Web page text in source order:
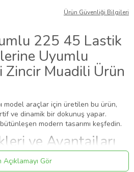
Ürün Güvenliği Bilgileri
225 45 Lastik
Uyumlu
Zincir Muadili Ürün
model araçlar için üretilen bu ürün,
ve dinamik bir dokunuş yapar.
modern tasarımı keşfedin.
ve Avantajları
ölçülerine sadık kalınarak
Açıklamayı Gör